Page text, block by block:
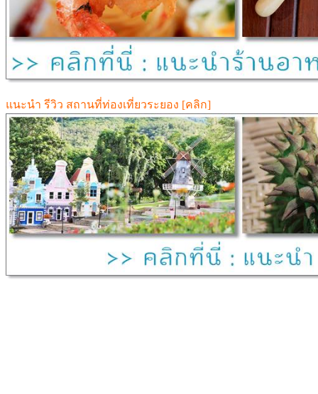
แนะนำ รีวิว สถานที่ท่องเที่ยวระยอง [คลิก]